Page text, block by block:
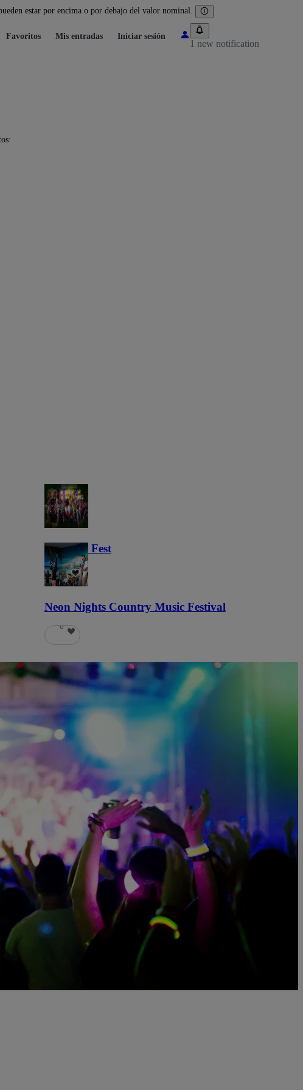
estar por encima o por debajo del valor nominal.
Favoritos Mis entradas Iniciar sesión
1 new notification
Haunted Fest
58
Neon Nights Country Music Festival
6